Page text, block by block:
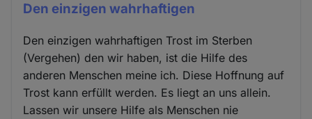
Den einzigen wahrhaftigen
Den einzigen wahrhaftigen Trost im Sterben
(Vergehen) den wir haben, ist die Hilfe des
anderen Menschen meine ich. Diese Hoffnung auf
Trost kann erfüllt werden. Es liegt an uns allein.
Lassen wir unsere Hilfe als Menschen nie